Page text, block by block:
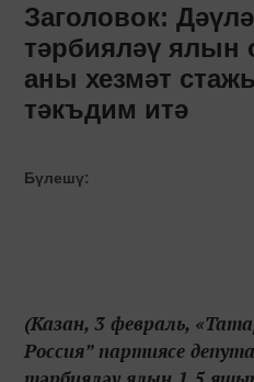
Заголовок:
тәрбияләү ялын
аны хезмәт
тәкъдим итә
Бүлешү:
(Казан, 3 февраль,
Россия” партиясе